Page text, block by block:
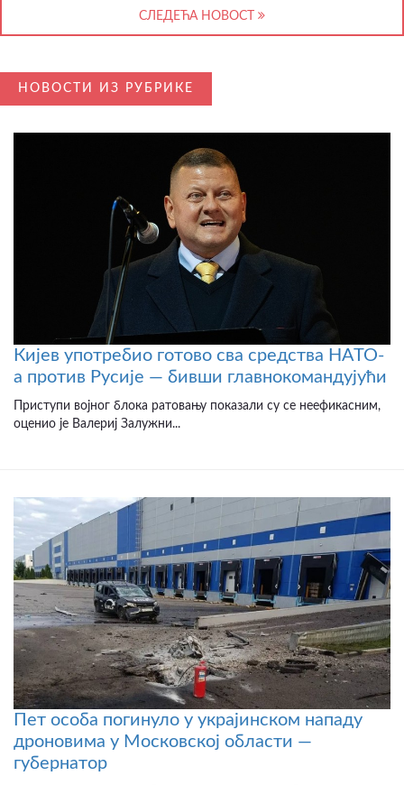
СЛЕДЕЋА НОВОСТ
НОВОСТИ ИЗ РУБРИКЕ
Кијев употребио готово сва средства НАТО-
а против Русије — бивши главнокомандујући
Приступи војног блока ратовању показали су се неефикасним,
оценио је Валериј Залужни...
Пет особа погинуло у украјинском нападу
дроновима у Московској области —
губернатор